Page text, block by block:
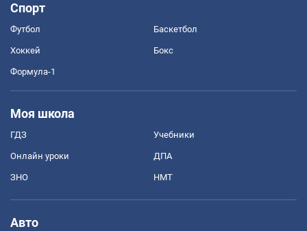
Спорт
Футбол Баскетбол
Хоккей Бокс
Формула-1
Моя школа
ГДЗ Учебники
Онлайн уроки ДПА
ЗНО НМТ
Авто